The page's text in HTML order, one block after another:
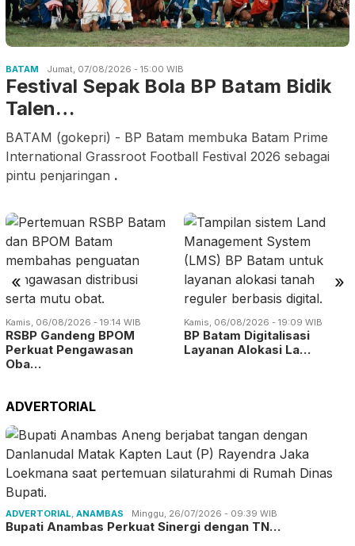
BATAM Jumat, 07/08/2026 - 15:00 WIB
Festival Sepak Bola BP Batam Bidik
Talen…
BATAM (gokepri) - BP Batam membuka Batam Prime
International Grassroot Football Festival 2026 sebagai
pintu penjaringan .
« »
Kamis, 06/08/2026 - 19:14 WIB
RSBP Gandeng BPOM
Perkuat Pengawasan
Oba…
Kamis, 06/08/2026 - 19:09 WIB
BP Batam Digitalisasi
Layanan Alokasi La…
ADVERTORIAL
ADVERTORIAL, ANAMBAS Minggu, 26/07/2026 - 09:39 WIB
Bupati Anambas Perkuat Sinergi dengan TN…